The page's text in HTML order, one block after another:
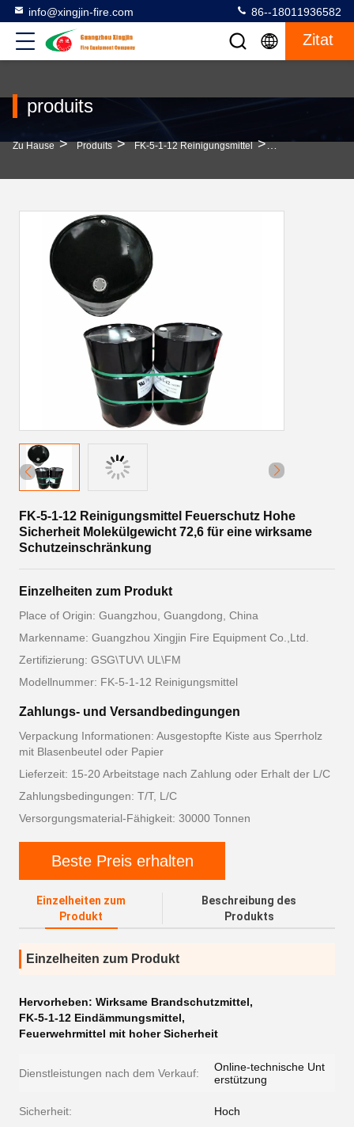
info@xingjin-fire.com 86--18011936582
Zitat
produits
Zu Hause > Produits > FK-5-1-12 Reinigungsmittel >
FK-5-1-12 Reinigungsmittel Feuerschutz Hohe
Sicherheit Molekülgewicht 72,6 für eine wirksame
Schutzeinschränkung
Einzelheiten zum Produkt
Place of Origin: Guangzhou, Guangdong, China
Markenname: Guangzhou Xingjin Fire Equipment Co.,Ltd.
Zertifizierung: GSG\TUV\ UL\FM
Modellnummer: FK-5-1-12 Reinigungsmittel
Zahlungs- und Versandbedingungen
Verpackung Informationen: Ausgestopfte Kiste aus Sperrholz
mit Blasenbeutel oder Papier
Lieferzeit: 15-20 Arbeitstage nach Zahlung oder Erhalt der L/C
Zahlungsbedingungen: T/T, L/C
Versorgungsmaterial-Fähigkeit: 30000 Tonnen
Beste Preis erhalten
Einzelheiten zum
Produkt
Beschreibung des
Produkts
Einzelheiten zum Produkt
Hervorheben: Wirksame Brandschutzmittel,
FK-5-1-12 Eindämmungsmittel,
Feuerwehrmittel mit hoher Sicherheit
Dienstleistungen nach dem Verkauf:
Online-technische Unt
erstützung
Sicherheit: Hoch